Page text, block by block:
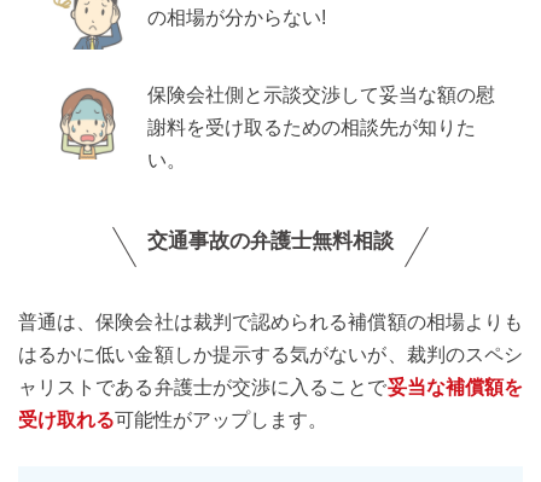
の相場が分からない!
保険会社側と示談交渉して妥当な額の慰
謝料を受け取るための相談先が知りた
い。
交通事故の弁護士無料相談
普通は、保険会社は裁判で認められる補償額の相場よりも
はるかに低い金額しか提示する気がないが、裁判のスペシ
ャリストである弁護士が交渉に入ることで妥当な補償額を
受け取れる可能性がアップします。